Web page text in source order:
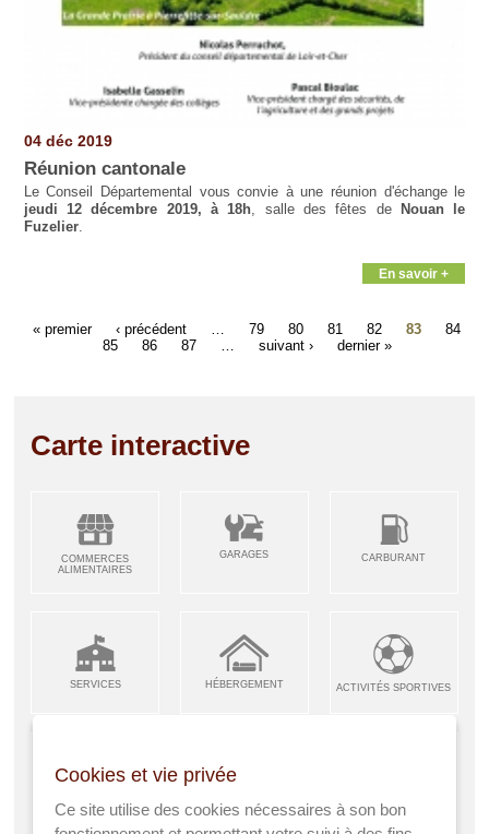
04 déc 2019
Réunion cantonale
Le Conseil Départemental vous convie à une réunion d'échange le
jeudi 12 décembre 2019, à 18h, salle des fêtes de
Nouan le
Fuzelier.
En savoir +
« premier ‹ précédent 79 80 81 82 83
84
85
86 87 suivant › dernier »
Carte interactive
COMMERCES
ALIMENTAIRES
GARAGES CARBURANT
SERVICES HÉBERGEMENT ACTIVITÉS SPORTIVES
ARTISANS &
INDUSTRIES
RESTAURANTS CAFÉS ENFANCE JEUNESSE
Cookies et vie privée
Ce site utilise des cookies nécessaires à son bon